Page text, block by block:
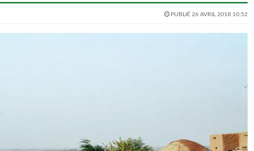
PUBLIÉ 26 AVRIL 2018 10:52